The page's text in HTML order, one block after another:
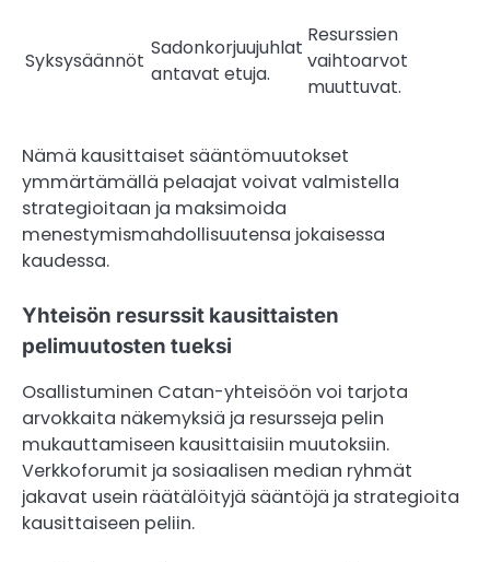
Syksysäännöt
Sadonkorjuujuhlat
antavat etuja.
Resurssien
vaihtoarvot
muuttuvat.
Nämä kausittaiset sääntömuutokset
ymmärtämällä pelaajat voivat valmistella
strategioitaan ja maksimoida
menestymismahdollisuutensa jokaisessa
kaudessa.
Yhteisön resurssit kausittaisten
pelimuutosten tueksi
Osallistuminen Catan-yhteisöön voi tarjota
arvokkaita näkemyksiä ja resursseja pelin
mukauttamiseen kausittaisiin muutoksiin.
Verkkoforumit ja sosiaalisen median ryhmät
jakavat usein räätälöityjä sääntöjä ja strategioita
kausittaiseen peliin.